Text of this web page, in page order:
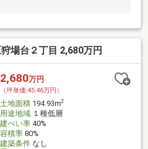
場台２丁目 2,680万円
2,680万円
（坪単価:45.46万円）
土地面積194.93m2
用途地域１種低層
建ぺい率40%
容積率80%
建築条件なし